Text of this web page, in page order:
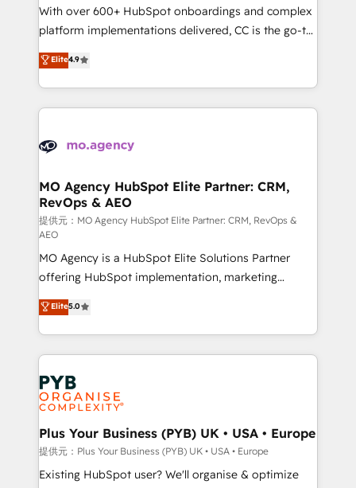
the CRM platform into your digital ecosystem. Would
you like support in deploying your inbound
to your needs and sales objectives. With 125+
certifications, we are part of the most certified
services are offered in both English & French.
With over 600+ HubSpot onboardings and complex
platform implementations delivered, CC is the go-to
Elite Solutions Partner for businesses ready to
migrate, replatform, and scale smarter. We specialize
in high-impact CRM and CMS migrations and
onboarding from platforms like Salesforce, NetSuite,
WordPress and legacy CRMs, turning fragmented
architectures that accelerate revenue operations and
performance. - Multi-object CRM migration, cleanup,
and implementation. - Pre-built and custom
integrations across your full tech stack. - Custom
object setup, CMS builds, and full-funnel automation.
- Dashboards, lifecycle campaigns, and lead
nurturing sequences. - Cross-hub setup across
Marketing, Sales, Operations, and Service Hubs. -
Ongoing optimization, managed support, and
scalable retainers. Let’s make HubSpot your most
powerful growth engine. Built to convert, scale, and
drive results.
Elite4.9
MO Agency HubSpot Elite Partner: CRM,
RevOps & AEO
提供元：MO Agency HubSpot Elite Partner: CRM, RevOps &
AEO
MO Agency is a HubSpot Elite Solutions Partner
offering HubSpot implementation, marketing
automation, CRM and RevOps consulting, data
architecture, sales enablement, lifecycle automation,
lead scoring and revenue reporting. HubSpot,
Salesforce and integrated enterprise stacks. Digital
Marketing, Answer Engine Optimisation, and
Generative Engine Optimisation (AI Search),
HubSpot Content Hub, WordPress development,
B2B SEO, paid media, and content. We work with
enterprise and growth-led companies across
technology, professional services, financial services
Elite5.0
Plus Your Business (PYB) UK • USA • Europe
提供元：Plus Your Business (PYB) UK • USA • Europe
Existing HubSpot user? We'll organise & optimize